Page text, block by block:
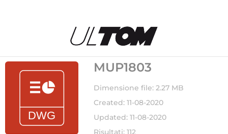
MUP1803
Dimensione file: 2.27 MB
Created: 11-08-2020
Updated: 11-08-2020
Risultati: 112